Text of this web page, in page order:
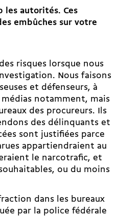
les autorités. Ces
embûches sur votre
risques lorsque nous
Nous faisons
et défenseurs, à
notamment, mais
des procureurs. Ils
des délinquants et
sont justifiées parce
appartiendraient au
le narcotrafic, et
ou du moins
dans les bureaux
par la police fédérale